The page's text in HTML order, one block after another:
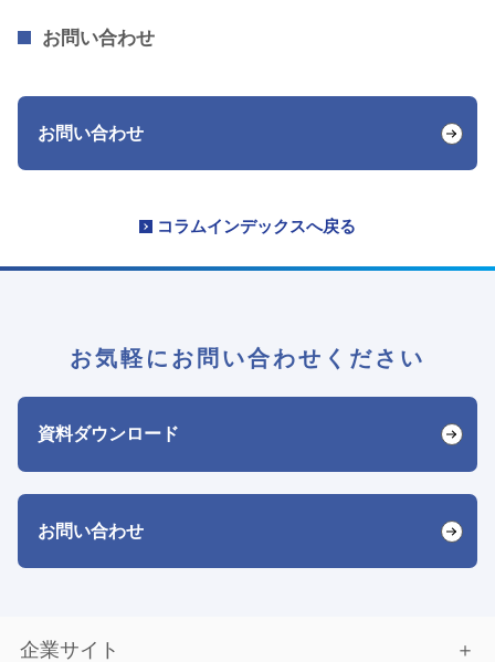
お問い合わせ
お問い合わせ
コラムインデックスへ戻る
お気軽にお問い合わせください
資料ダウンロード
お問い合わせ
企業サイト